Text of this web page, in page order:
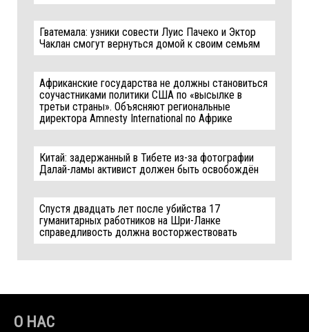
Гватемала: узники совести Луис Пачеко и Эктор
Чаклан смогут вернуться домой к своим семьям
Африканские государства не должны становиться
соучастниками политики США по «высылке в
третьи страны». Объясняют региональные
директора Amnesty International по Африке
Китай: задержанный в Тибете из-за фотографии
Далай-ламы активист должен быть освобождён
Спустя двадцать лет после убийства 17
гуманитарных работников на Шри-Ланке
справедливость должна восторжествовать
О НАС